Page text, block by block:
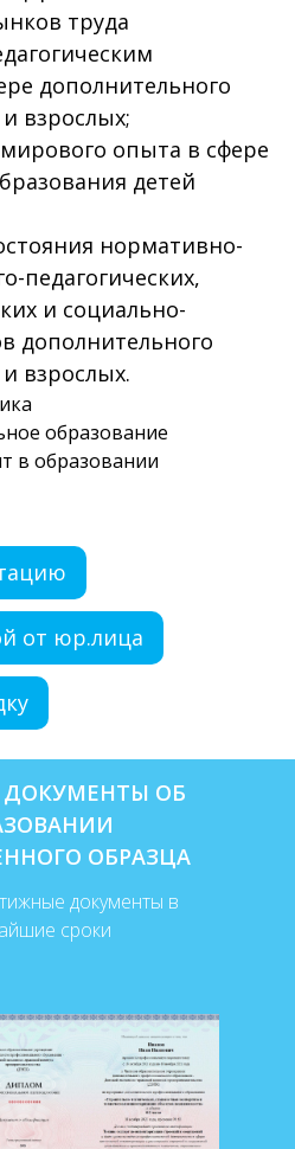
труда
дополнительного
взрослых;
опыта в сфере
детей
нормативно-
педагогических,
и социально-
дополнительного
взрослых.
образование
в образовании
от юр.лица
документы в
сроки
ОБ
ОБРАЗЦА